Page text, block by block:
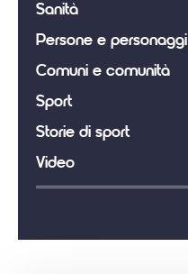
Sanità
Persone e personaggi
Comuni e comunità
Sport
Storie di sport
Video